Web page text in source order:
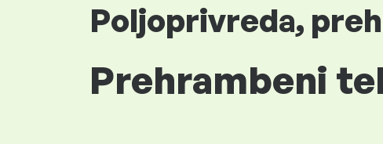
Poljoprivreda,
Prehrambeni